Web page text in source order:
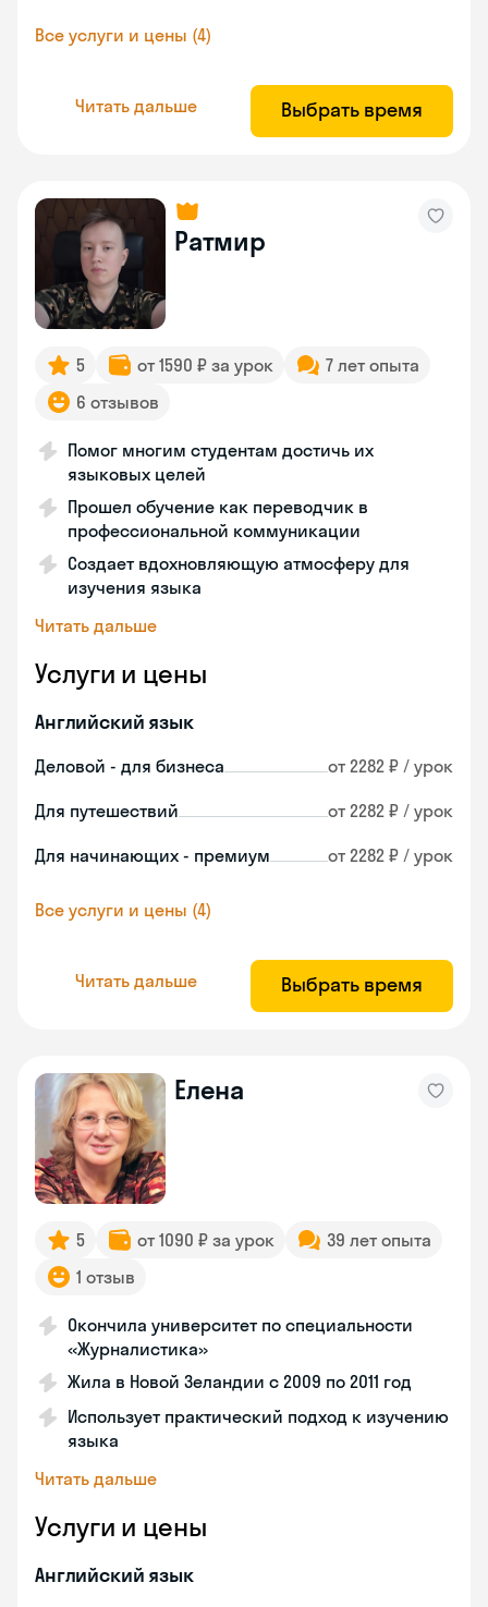
Все услуги и цены (4)
Читать дальше Выбрать время
Ратмир
5 от 1590 ₽ за урок
7 лет опыта
6 отзывов
Помог многим студентам достичь их
языковых целей
Прошел обучение как переводчик в
профессиональной коммуникации
Создает вдохновляющую атмосферу для
изучения языка
Читать дальше
Услуги и цены
Английский язык
Деловой - для бизнеса от 2282 ₽ / урок
Для путешествий от 2282 ₽ / урок
Для начинающих - премиум от 2282 ₽ / урок
Все услуги и цены (4)
Читать дальше Выбрать время
Елена
5 от 1090 ₽ за урок
39 лет опыта
1 отзыв
Окончила университет по специальности
«Журналистика»
Жила в Новой Зеландии с 2009 по 2011 год
Использует практический подход к изучению
языка
Читать дальше
Услуги и цены
Английский язык